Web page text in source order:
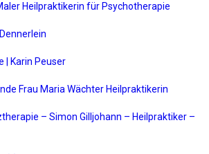
Heilpraktikerin für Psychotherapie
| Karin Peuser
Frau Maria Wächter Heilpraktikerin
– Simon Gilljohann – Heilpraktiker –